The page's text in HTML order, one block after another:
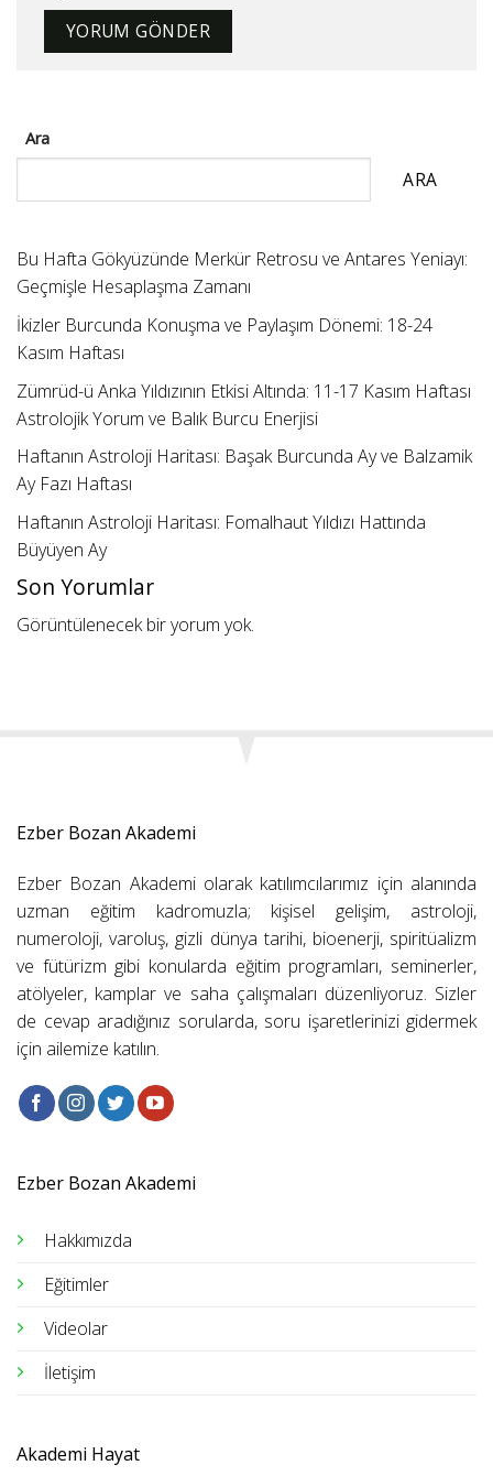
Ara
ARA
Bu Hafta Gökyüzünde Merkür Retrosu ve Antares Yeniayı:
Geçmişle Hesaplaşma Zamanı
İkizler Burcunda Konuşma ve Paylaşım Dönemi: 18-24
Kasım Haftası
Zümrüd-ü Anka Yıldızının Etkisi Altında: 11-17 Kasım Haftası
Astrolojik Yorum ve Balık Burcu Enerjisi
Haftanın Astroloji Haritası: Başak Burcunda Ay ve Balzamik
Ay Fazı Haftası
Haftanın Astroloji Haritası: Fomalhaut Yıldızı Hattında
Büyüyen Ay
Son Yorumlar
Görüntülenecek bir yorum yok.
Ezber Bozan Akademi
Ezber Bozan Akademi olarak katılımcılarımız için alanında
uzman eğitim kadromuzla; kişisel gelişim, astroloji,
numeroloji, varoluş, gizli dünya tarihi, bioenerji, spiritüalizm
ve fütürizm gibi konularda eğitim programları, seminerler,
atölyeler, kamplar ve saha çalışmaları düzenliyoruz. Sizler
de cevap aradığınız sorularda, soru işaretlerinizi gidermek
için ailemize katılın.
Ezber Bozan Akademi
Hakkımızda
Eğitimler
Videolar
İletişim
Akademi Hayat